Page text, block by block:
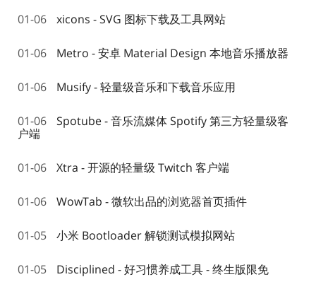
01-06 xicons - SVG 图标下载及工具网站
01-06 Metro - 安卓 Material Design 本地音乐播放器
01-06 Musify - 轻量级音乐和下载音乐应用
01-06
Spotube - 音乐流媒体 Spotify 第三方轻量级客
户端
01-06 Xtra - 开源的轻量级 Twitch 客户端
01-06 WowTab - 微软出品的浏览器首页插件
01-05 小米 Bootloader 解锁测试模拟网站
01-05 Disciplined - 好习惯养成工具 - 终生版限免